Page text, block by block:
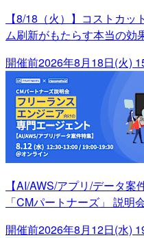
【8/18（火）】コストカ
ム刷新がもたらす本当の効
開催前2026年8月18日(火)
【AI/AWS/アプリ/データ
「CMパートナーズ」 説明
開催前2026年8月12日(水)